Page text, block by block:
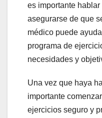
es importante
asegurarse de que
médico puede
programa de
necesidades y
Una vez que haya
importante
ejercicios seguro y